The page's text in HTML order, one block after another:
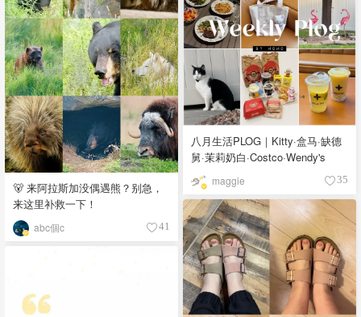
八月生活PLOG｜Kitty·盒马·缺德
舅·茉莉奶白·Costco·Wendy's
maggie 35
🐻 来阿拉斯加没偶遇熊？别急，
来这里补救一下！
abc個c 41